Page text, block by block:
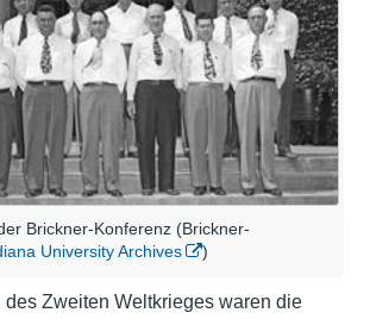
Brickner-Konferenz (Brickner-
University Archives )
des Zweiten Weltkrieges waren die